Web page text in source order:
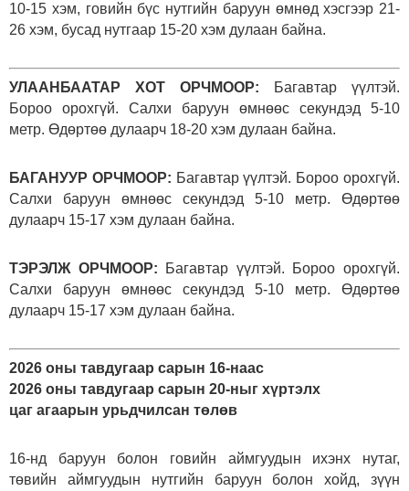
10-15 хэм, говийн бүс нутгийн баруун өмнөд хэсгээр 21-
26 хэм, бусад нутгаар 15-20 хэм дулаан байна.
УЛААНБААТАР ХОТ ОРЧМООР: Багавтар үүлтэй.
Бороо орохгүй. Салхи баруун өмнөөс секундэд 5-10
метр. Өдөртөө дулаарч 18-20 хэм дулаан байна.
БАГАНУУР ОРЧМООР: Багавтар үүлтэй. Бороо орохгүй.
Салхи баруун өмнөөс секундэд 5-10 метр. Өдөртөө
дулаарч 15-17 хэм дулаан байна.
ТЭРЭЛЖ ОРЧМООР: Багавтар үүлтэй. Бороо орохгүй.
Салхи баруун өмнөөс секундэд 5-10 метр. Өдөртөө
дулаарч 15-17 хэм дулаан байна.
2026 оны тавдугаар сарын 16-наас
2026 оны тавдугаар сарын 20-ныг хүртэлх
цаг агаарын урьдчилсан төлөв
16-нд баруун болон говийн аймгуудын ихэнх нутаг,
төвийн аймгуудын нутгийн баруун болон хойд, зүүн